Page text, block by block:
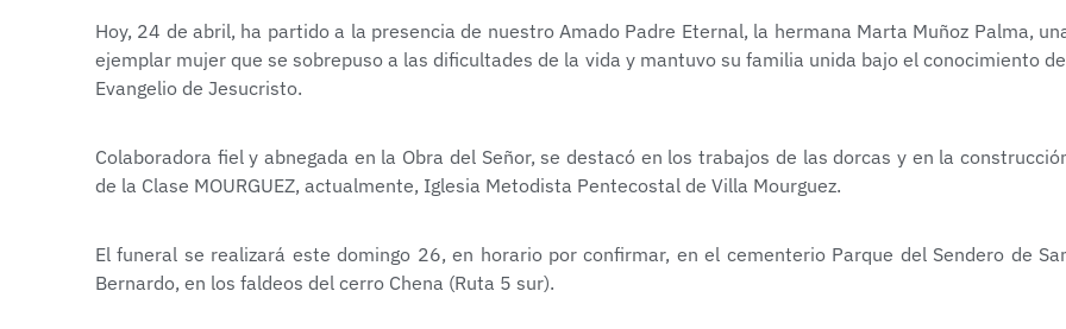
Hoy, 24 de abril, ha partido a la presencia de nuestro Amado Padre Eternal, la hermana Marta Muñoz Palma,
ejemplar mujer que se sobrepuso a las dificultades de la vida y mantuvo su familia unida bajo el conocimiento
Evangelio de Jesucristo.
Colaboradora fiel y abnegada en la Obra del Señor, se destacó en los trabajos de las dorcas y en la
de la Clase MOURGUEZ, actualmente, Iglesia Metodista Pentecostal de Villa Mourguez.
El funeral se realizará este domingo 26, en horario por confirmar, en el cementerio Parque del Sendero de
Bernardo, en los faldeos del cerro Chena (Ruta 5 sur).